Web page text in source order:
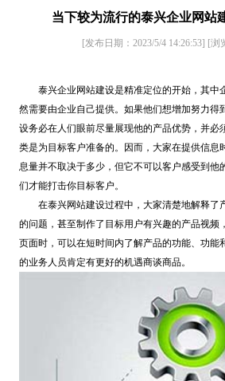
当下较为流行的泰兴企业网站
[发布日期：2023/5/4 14:26:53] [浏
泰兴企业网站建设是精准定位的开始，其中
然需要由企业自己提供。如果他们想增加努力得
设务必在人们眼前尽量展现他的产品优势，并必
类是为目标客户准备的。因而，大家在提供信息
息量并不取决于多少，但它不可以客户感受到他
们才能打击你目标客户。
在泰兴网站建设过程中，大家清楚地解释了
的问题，甚至制作了目标用户有兴趣的产品视频
页面时，可以在短时间内了解产品的功能、功能
的业务人员肯定有更好的机遇商谈商品。